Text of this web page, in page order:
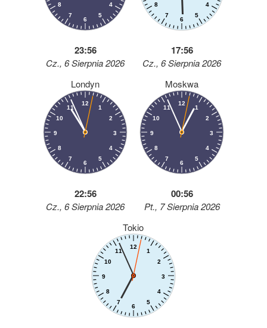
23:56
Cz., 6 Sierpnia 2026
17:56
Cz., 6 Sierpnia 2026
Londyn
22:56
Cz., 6 Sierpnia 2026
Moskwa
00:56
Pt., 7 Sierpnia 2026
Tokio